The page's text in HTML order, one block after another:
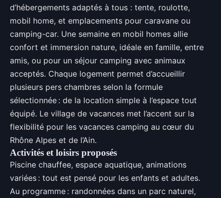
d’hébergements adaptés à tous : tente, roulotte,
mobil home, et emplacements pour caravane ou
camping-car. Une semaine en mobil homes allie
confort et immersion nature, idéale en famille, entre
amis, ou pour un séjour camping avec animaux
acceptés. Chaque logement permet d’accueillir
plusieurs pers chambres selon la formule
sélectionnée : de la location simple à l’espace tout
équipé. Le village de vacances met l’accent sur la
flexibilité pour les vacances camping au cœur du
Rhône Alpes et de l’Ain.
Activités et loisirs proposés
Piscine chauffee, espace aquatique, animations
variées : tout est pensé pour les enfants et adultes.
Au programme : randonnées dans un parc naturel,